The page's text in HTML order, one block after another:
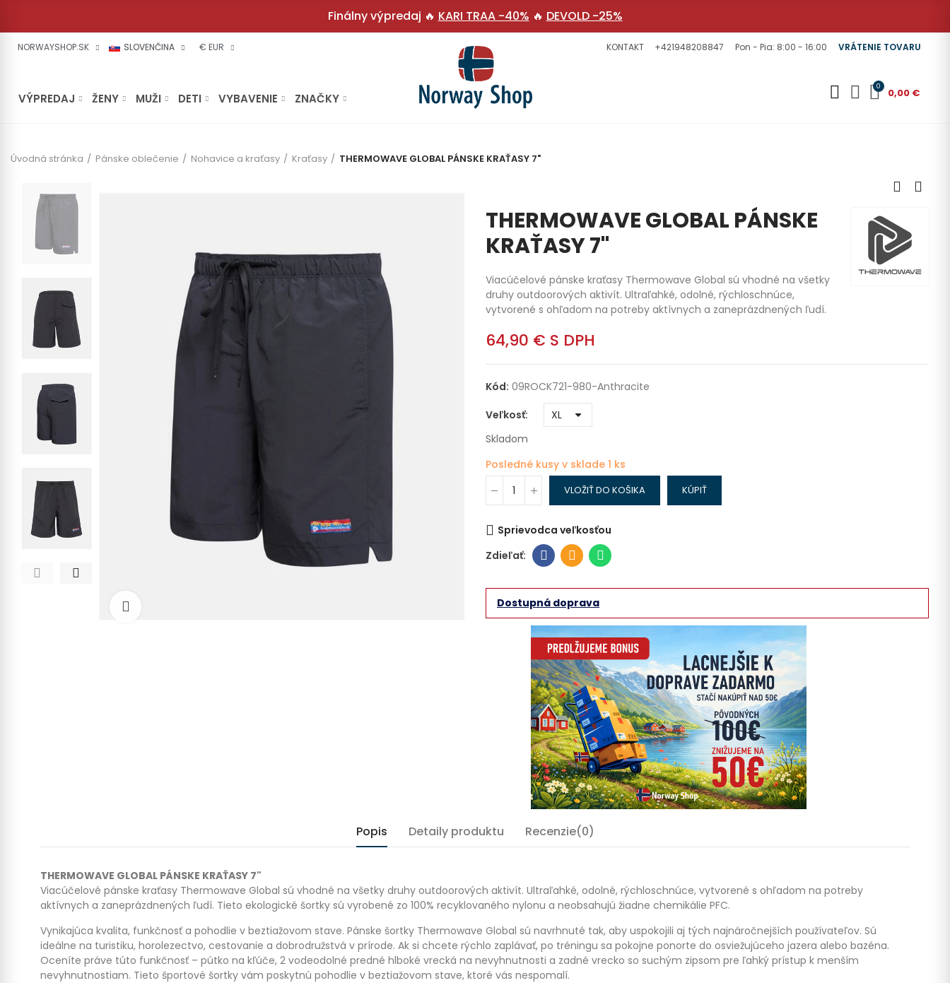
Finálny výpredaj 🔥 KARI TRAA -40% 🔥 DEVOLD -25%
NORWAYSHOP.SK SLOVENČINA € EUR KONTAKT +421948208847 Pon - Pia: 8:00 - 16:00 VRÁTENIE TOVARU
VÝPREDAJ ŽENY MUŽI DETI VYBAVENIE ZNAČKY
0 0,00 €
Úvodná stránka Pánske oblečenie Nohavice a kraťasy Kraťasy THERMOWAVE GLOBAL PÁNSKE KRAŤASY 7"
THERMOWAVE GLOBAL PÁNSKE
KRAŤASY 7"
Viacúčelové pánske kraťasy Thermowave Global sú vhodné na všetky
druhy outdoorových aktivít. Ultraľahké, odolné, rýchloschnúce,
vytvorené s ohľadom na potreby aktívnych a zaneprázdnených ľudí.
64,90 € S DPH
Kód: 09ROCK721-980-Anthracite
Veľkosť
Skladom
Posledné kusy v sklade 1 ks
VLOŽIŤ DO KOŠIKA KÚPIŤ
Sprievodca veľkosťou
Dostupná doprava
Popis Detaily produktu Recenzie(0)
THERMOWAVE GLOBAL PÁNSKE KRAŤASY 7"
Viacúčelové pánske kraťasy Thermowave Global sú vhodné na všetky druhy outdoorových aktivít. Ultraľahké, odolné, rýchloschnúce, vytvorené s ohľadom na potreby
aktívnych a zaneprázdnených ľudí. Tieto ekologické šortky sú vyrobené zo 100% recyklovaného nylonu a neobsahujú žiadne chemikálie PFC.
Vynikajúca kvalita, funkčnosť a pohodlie v beztiažovom stave. Pánske šortky Thermowave Global sú navrhnuté tak, aby uspokojili aj tých najnáročnejších používateľov. Sú
ideálne na turistiku, horolezectvo, cestovanie a dobrodružstvá v prírode. Ak si chcete rýchlo zaplávať, po tréningu sa pokojne ponorte do osviežujúceho jazera alebo bazéna.
Oceníte práve túto funkčnosť – pútko na kľúče, 2 vodeodolné predné hlboké vrecká na nevyhnutnosti a zadné vrecko so suchým zipsom pre ľahký prístup k menším
nevyhnutnostiam. Tieto športové šortky vám poskytnú pohodlie v beztiažovom stave, ktoré vás nespomalí.